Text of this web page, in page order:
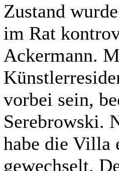
Zustand
im Rat
Ackermann.
vorbei sein,
Serebrowski.
habe die Villa
gewechselt.